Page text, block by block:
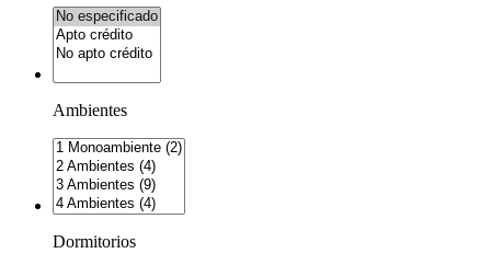
Ambientes
Dormitorios